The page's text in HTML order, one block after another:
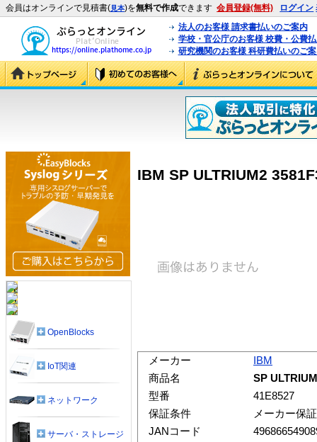
会員はオンラインで見積書(見本)を無料で作成できます 会員登録(無料) ログイン
法人のお客様 請求書払いのご案内
学校・官公庁のお客様 校費・公費
研究機関のお客様 科研費払いのご
IBM SP ULTRIUM2
メーカー
IBM
商品名
SP
型番
41E8527
保証条件
メーカー保証
JANコード
OpenBlocks
IoT関連
ネットワーク
サーバ・ストレージ